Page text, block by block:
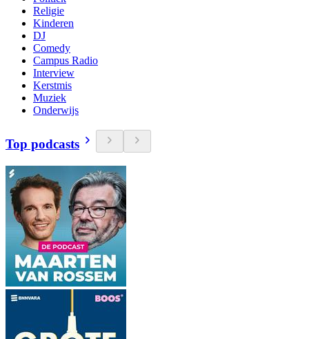
Religie
Kinderen
DJ
Comedy
Campus Radio
Interview
Kerstmis
Muziek
Onderwijs
Top podcasts